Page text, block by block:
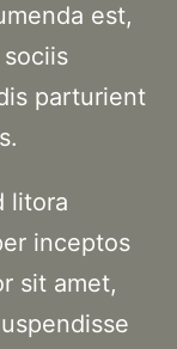
est,
parturient
litora
inceptos
sit amet,